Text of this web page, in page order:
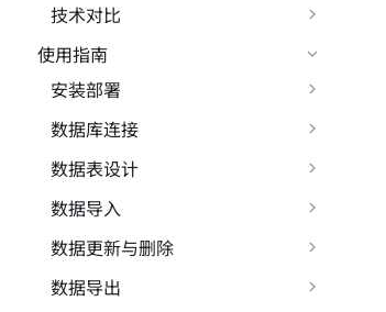
技术对比
使用指南
安装部署
数据库连接
数据表设计
数据导入
数据更新与删除
数据导出